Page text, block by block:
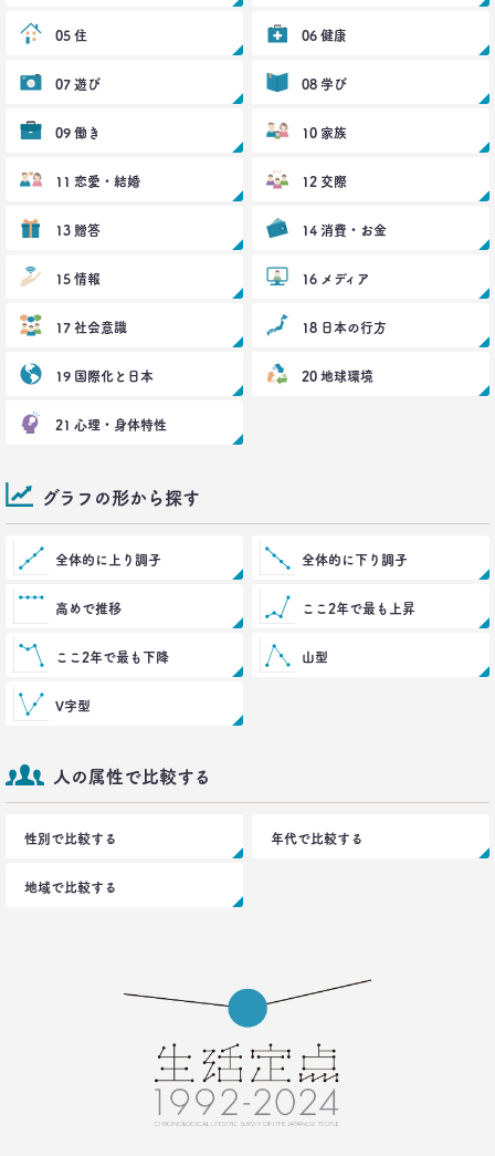
愛される「40代おじさん」の分岐点
–日経クロストレンド 連載㉔–
前沢 裕文
2022.02.21
“モテリプ”の三原則とは？
–日経クロストレンド 連載㉓–
生活総研 上席研究員/コピーライター
グラドルに聞く＆調査に見る
おじさんの“発言”が嫌われるワケ
生活総研 上席研究員/コピーライター
前沢 裕文
2022.02.03
“ドミニカ流”子育て法
–日経クロストレンド 連載㉑–
生活総研 上席研究員/コピーライター
性格、価値観、消費行動に大差
前沢 裕文
2021.11.29
前沢 裕文
幸福度は最下位 50代男性を襲う
「定年前の3つのブルー」
–日経クロストレンド 連載⑱–
05 住 06 健康
07 遊び 08 学び
09 働き 10 家族
11 恋愛・結婚 12 交際
13 贈答 14 消費・お金
15 情報 16 メディア
17 社会意識 18 日本の行方
19 国際化と日本 20 地球環境
21 心理・身体特性
グラフの形から探す
全体的に上り調子 全体的に下り調子
高めで推移 ここ2年で最も上昇
ここ2年で最も下降 山型
V字型
人の属性で比較する
性別で比較する 年代で比較する
地域で比較する